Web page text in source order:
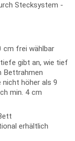
Stecksystem -
cm frei wählbar
gibt an, wie tief
Bettrahmen
höher als 9
min. 4 cm
erhältlich